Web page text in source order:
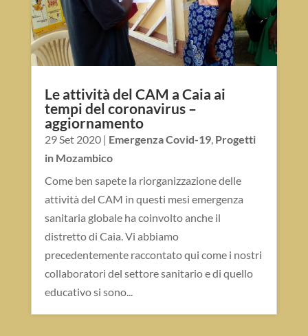
Le attività del CAM a Caia ai
tempi del coronavirus –
aggiornamento
29 Set 2020| Emergenza Covid-19, Progetti
in Mozambico
Come ben sapete la riorganizzazione delle
attività del CAM in questi mesi emergenza
sanitaria globale ha coinvolto anche il
distretto di Caia. Vi abbiamo
precedentemente raccontato qui come i nostri
collaboratori del settore sanitario e di quello
educativo si sono...